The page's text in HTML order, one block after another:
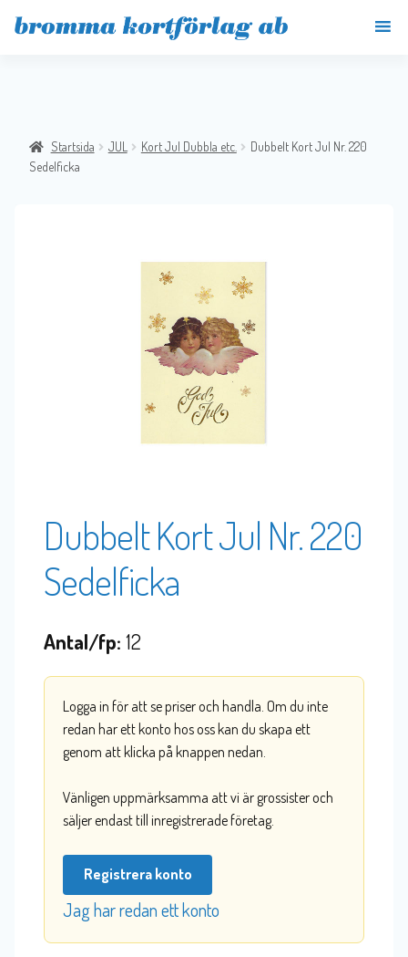
Startsida JUL Kort Jul Dubbla etc.
Dubbelt Kort Jul Nr. 220
Sedelficka
Dubbelt Kort Jul Nr. 220
Sedelficka
Antal/fp: 12
Logga in för att se priser och handla. Om du inte
redan har ett konto hos oss kan du skapa ett
genom att klicka på knappen nedan.
Vänligen uppmärksamma att vi är grossister och
säljer endast till inregistrerade företag.
Registrera konto
Jag har redan ett konto